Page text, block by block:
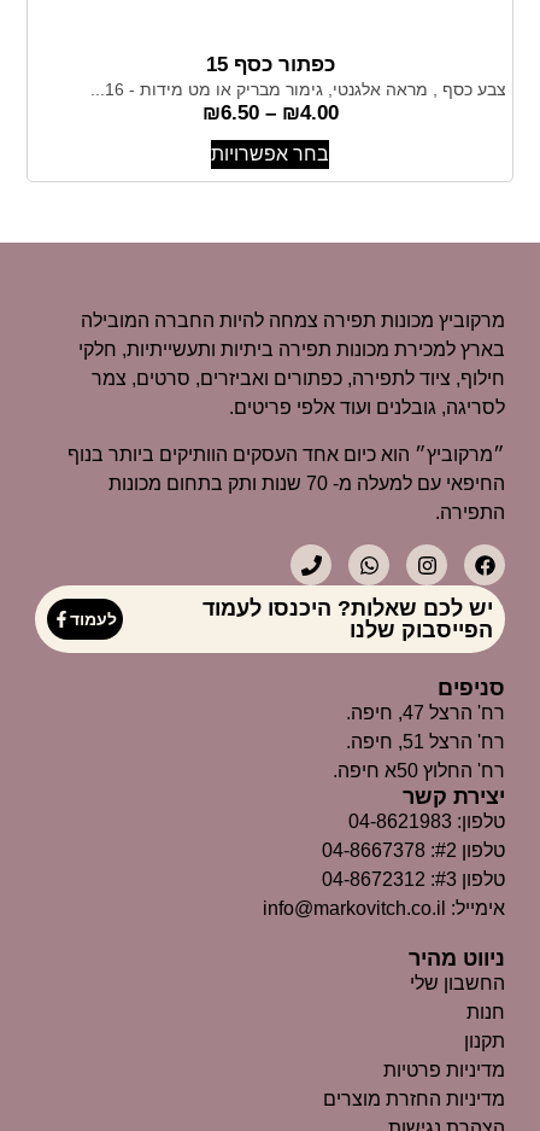
כפתור כסף 15
צבע כסף , מראה אלגנטי, גימור מבריק או מט מידות - 16...
₪4.00
–
₪6.50
בחר אפשרויות
מרקוביץ מכונות תפירה צמחה להיות החברה המובילה
בארץ למכירת מכונות תפירה ביתיות ותעשייתיות, חלקי
חילוף, ציוד לתפירה, כפתורים ואביזרים, סרטים, צמר
לסריגה, גובלנים ועוד אלפי פריטים.
״מרקוביץ״ הוא כיום אחד העסקים הוותיקים ביותר בנוף
החיפאי עם למעלה מ- 70 שנות ותק בתחום מכונות
התפירה.
יש לכם שאלות? היכנסו לעמוד
הפייסבוק שלנו
לעמוד
ניווט מהיר
החשבון שלי
חנות
תקנון
מדיניות פרטיות
מדיניות החזרת מוצרים
סניפים
רח' הרצל 47, חיפה.
רח' הרצל 51, חיפה.
רח' החלוץ 50א חיפה.
יצירת קשר
טלפון: 04-8621983
טלפון #2: 04-8667378
טלפון #3: 04-8672312
אימייל: info@markovitch.co.il